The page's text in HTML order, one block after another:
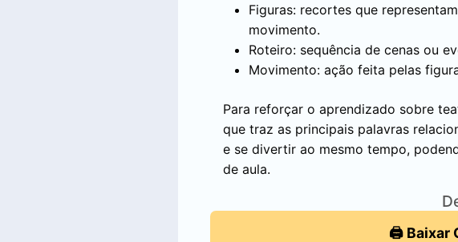
Figuras: recortes que
movimento.
Roteiro: sequência de cenas ou
Movimento: ação feita pelas
Para reforçar o aprendizado sobre
que traz as principais palavras
e se divertir ao mesmo tempo,
de aula.
🖨️ Baixar